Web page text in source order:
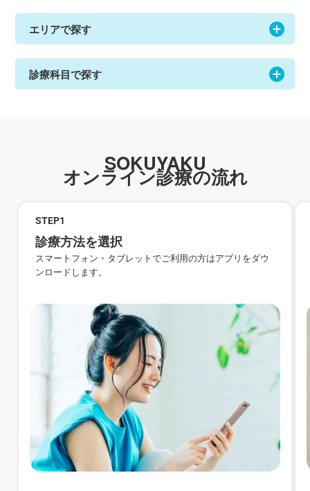
エリアで探す
診療科目で探す
SOKUYAKU
オンライン診療の流れ
STEP1
診療方法を選択
スマートフォン・タブレットでご利用の方はアプリをダウ
ンロードします。